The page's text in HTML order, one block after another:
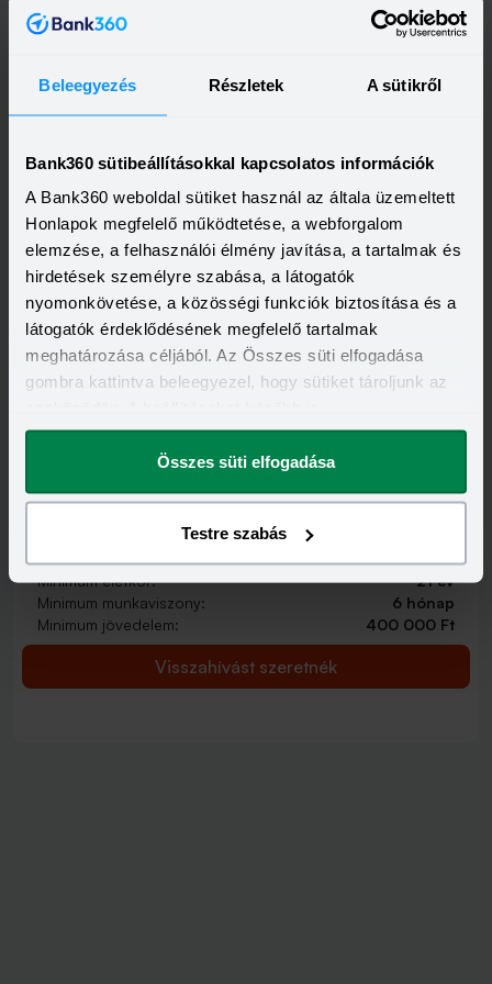
Beleegyezés Részletek A sütikről
Bank360 sütibeállításokkal kapcsolatos információk
A Bank360 weboldal sütiket használ az általa üzemeltett
Honlapok megfelelő működtetése, a webforgalom
elemzése, a felhasználói élmény javítása, a tartalmak és
hirdetések személyre szabása, a látogatók
nyomonkövetése, a közösségi funkciók biztosítása és a
látogatók érdeklődésének megfelelő tartalmak
meghatározása céljából. Az Összes süti elfogadása
gombra kattintva beleegyezel, hogy sütiket tároljunk az
megváltoztathatod.
Összes süti elfogadása
Testre szabás
500 000 - 15 000 000 Ft
13,20 - 21,10% 10,99 - 18,49%
KEDVEZMÉNY FELTÉTELEI
Minimum életkor:
21 év
Minimum munkaviszony:
Minimum jövedelem:
Visszahívást szeretnék
OTP Otthon Személyi Kölcsön
2 000 000 - 15 000 000 Ft
12,70 - 14,99% 9,99 - 13,49%
Minimum életkor:
21 év
Minimum munkaviszony:
6 hónap
Minimum jövedelem:
400 000 Ft
Visszahívást szeretnék